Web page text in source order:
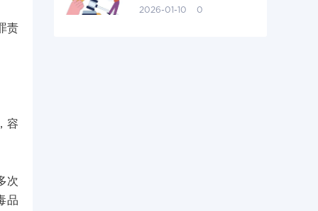
责
容
次
品
2026-01-10 0